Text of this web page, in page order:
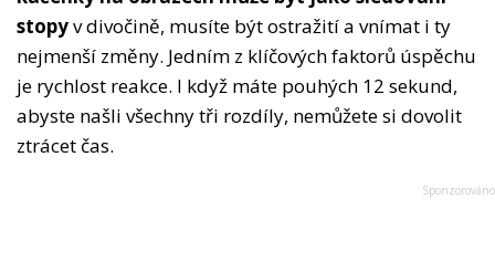
stopyv divočině, musíte být ostražití a vnímat i ty
nejmenší změny. Jedním z klíčových faktorů úspěchu
je rychlost reakce. I když máte pouhých 12 sekund,
abyste našli všechny tři rozdíly, nemůžete si dovolit
ztrácet čas.